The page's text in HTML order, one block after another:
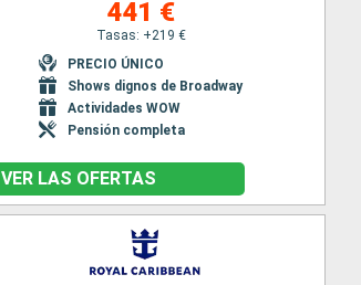
441 €
Tasas: +219 €
PRECIO ÚNICO
Shows dignos de Broadway
Actividades WOW
Pensión completa
VER LAS OFERTAS